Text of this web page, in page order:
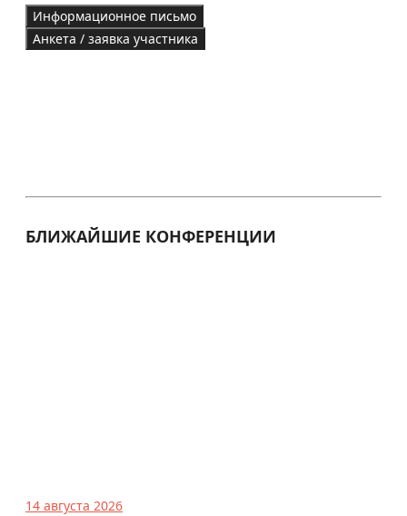
Информационное письмо
Анкета / заявка участника
БЛИЖАЙШИЕ КОНФЕРЕНЦИИ
14 августа 2026